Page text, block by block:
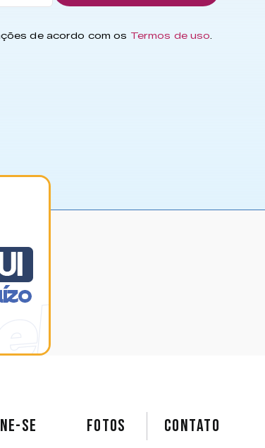
de acordo com os Termos de uso
SE FOTOS Contato